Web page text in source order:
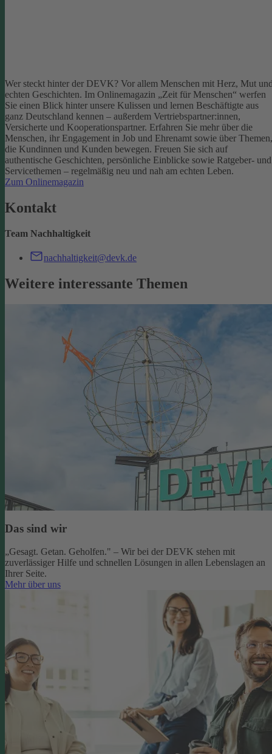
Wer steckt hinter der DEVK? Vor allem Menschen mit Herz, Mut
echten Geschichten. Im Onlinemagazin „Zeit für Menschen“ werfen
Sie einen Blick hinter unsere Kulissen und lernen Beschäftigte aus
ganz Deutschland kennen – außerdem Vertriebspartner:innen,
Versicherte und Kooperationspartner. Erfahren Sie mehr über die
Menschen, ihr Engagement in Job und Ehrenamt sowie über Themen,
die Kundinnen und Kunden bewegen. Freuen Sie sich auf
authentische Geschichten, persönliche Einblicke sowie Ratgeber- und
Servicethemen – regelmäßig neu und nah am echten Leben.
Zum Onlinemagazin
Kontakt
Team Nachhaltigkeit
nachhaltigkeit@devk.de
Weitere interessante Themen
Das sind wir
„Gesagt. Getan. Geholfen." – Wir bei der DEVK stehen mit
zuverlässiger Hilfe und schnellen Lösungen in allen Lebenslagen an
Ihrer Seite.
Mehr über uns